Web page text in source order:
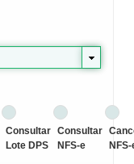
Consultar
Lote DPS
Consultar
NFS-e
NFS-